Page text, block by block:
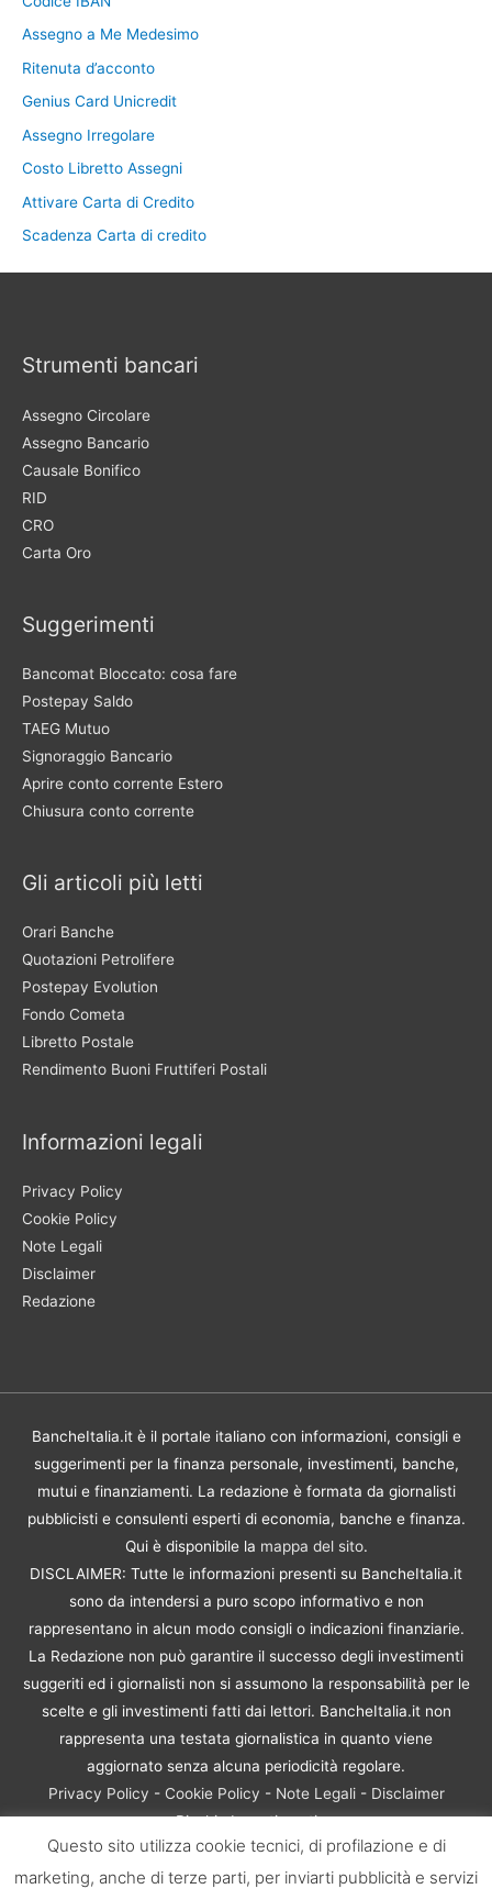
Assegno a Me Medesimo
Ritenuta d’acconto
Genius Card Unicredit
Assegno Irregolare
Costo Libretto Assegni
Attivare Carta di Credito
Scadenza Carta di credito
Strumenti bancari
Assegno Circolare
Assegno Bancario
Causale Bonifico
RID
CRO
Carta Oro
Suggerimenti
Bancomat Bloccato: cosa fare
Postepay Saldo
TAEG Mutuo
Signoraggio Bancario
Aprire conto corrente Estero
Chiusura conto corrente
Gli articoli più letti
Orari Banche
Quotazioni Petrolifere
Postepay Evolution
Fondo Cometa
Libretto Postale
Rendimento Buoni Fruttiferi Postali
Informazioni legali
Privacy Policy
Cookie Policy
Note Legali
Disclaimer
Redazione
BancheItalia.it è il portale italiano con informazioni, consigli e
suggerimenti per la finanza personale, investimenti, banche,
mutui e finanziamenti. La redazione è formata da giornalisti
pubblicisti e consulenti esperti di economia, banche e finanza.
Qui è disponibile la mappa del sito.
DISCLAIMER: Tutte le informazioni presenti su BancheItalia.it
sono da intendersi a puro scopo informativo e non
rappresentano in alcun modo consigli o indicazioni finanziarie.
La Redazione non può garantire il successo degli investimenti
suggeriti ed i giornalisti non si assumono la responsabilità per le
scelte e gli investimenti fatti dai lettori. BancheItalia.it non
rappresenta una testata giornalistica in quanto viene
aggiornato senza alcuna periodicità regolare.
Privacy Policy - Cookie Policy - Note Legali- Disclaimer
Rischio Investimenti
BancheItalia.it Copyright © 2021. Tutti i diritti sono riservati. |
P.IVA 10673901004 | Contenuti di proprietà di BancheItalia.it:
Questo sito utilizza cookie tecnici, di profilazione e di
marketing, anche di terze parti, per inviarti pubblicità e servizi